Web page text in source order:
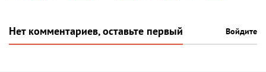
Нет комментариев, оставьте первый Войдите